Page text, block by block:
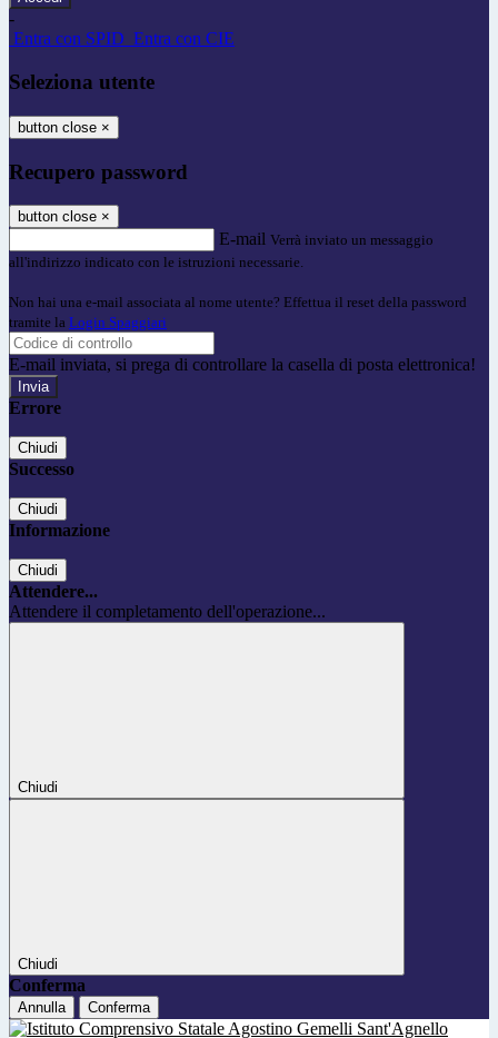
-
Entra con SPID Entra con CIE
Seleziona utente
button close ×
Recupero password
button close ×
E-mail Verrà inviato un messaggio
all'indirizzo indicato con le istruzioni necessarie.
Non hai una e-mail associata al nome utente? Effettua il reset della password
tramite la Login Spaggiari
E-mail inviata, si prega di controllare la casella di posta elettronica!
Errore
Chiudi
Successo
Chiudi
Informazione
Chiudi
Attendere...
Attendere il completamento dell'operazione...
Chiudi
Chiudi
Conferma
Annulla Conferma